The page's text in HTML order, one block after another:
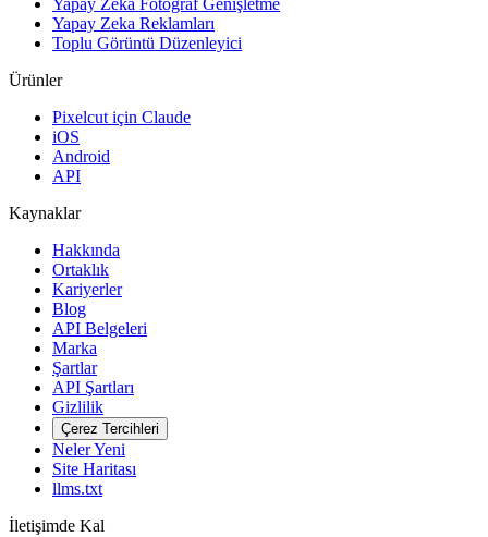
Yapay Zeka Reklamları
Toplu Görüntü Düzenleyici
Ürünler
Pixelcut için Claude
iOS
Android
API
Kaynaklar
Hakkında
Ortaklık
Kariyerler
Blog
API Belgeleri
Marka
Şartlar
API Şartları
Gizlilik
Çerez Tercihleri
Neler Yeni
Site Haritası
llms.txt
İletişimde Kal